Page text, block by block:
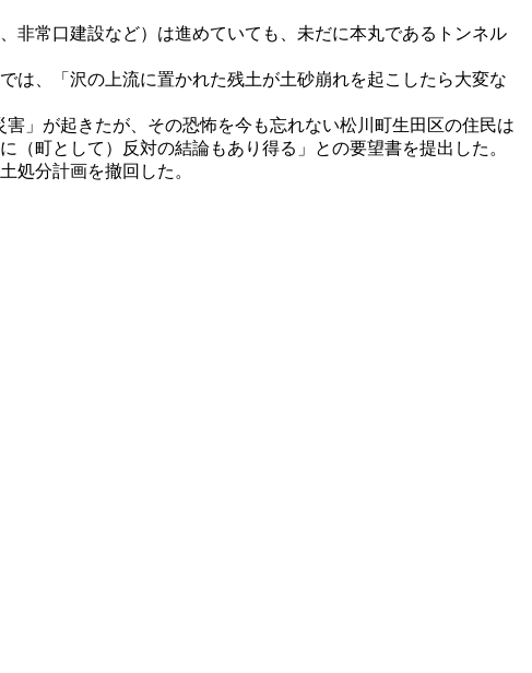
常口建設など）は進めていても、未だに本丸であるトンネル
は、「沢の上流に置かれた残土が土砂崩れを起こしたら大変な
」が起きたが、その恐怖を今も忘れない松川町生田区の住民は
町として）反対の結論もあり得る」との要望書を提出した。
処分計画を撤回した。